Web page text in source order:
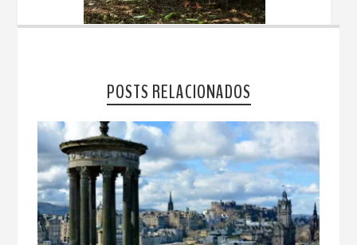
POSTS RELACIONADOS